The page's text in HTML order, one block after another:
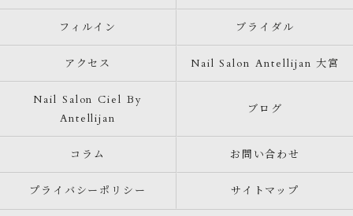
フィルイン ブライダル
アクセス Nail Salon Antellijan 大宮
Nail Salon Ciel By
Antellijan
ブログ
コラム お問い合わせ
プライバシーポリシー サイトマップ